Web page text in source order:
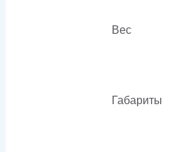
Вес
Габариты